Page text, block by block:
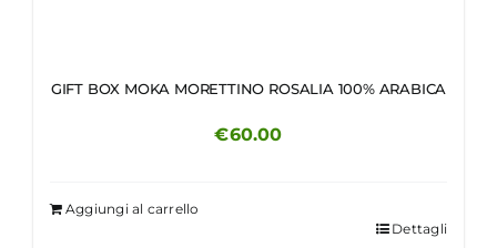
GIFT BOX MOKA MORETTINO ROSALIA 100% ARABICA
€60.00
Aggiungi al carrello
Dettagli